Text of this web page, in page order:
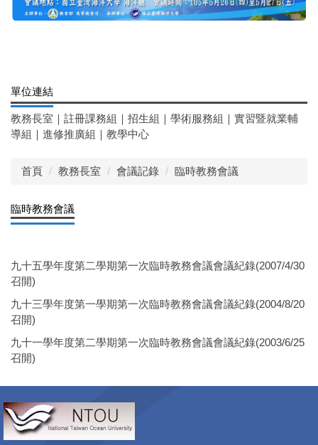
單位連結
教務長室 ｜ 註冊課務組 ｜ 招生組 ｜ 學術服務組 ｜ 實習暨就業輔
導組 ｜ 進修推廣組 ｜ 教學中心
首頁 教務長室 會議記錄 臨時教務會議
臨時教務會議
九十五學年度第二學期第一次臨時教務會議會議紀錄(2007/4/30
召開)
九十三學年度第一學期第一次臨時教務會議會議紀錄(2004/8/20
召開)
九十一學年度第二學期第一次臨時教務會議會議紀錄(2003/6/25
召開)